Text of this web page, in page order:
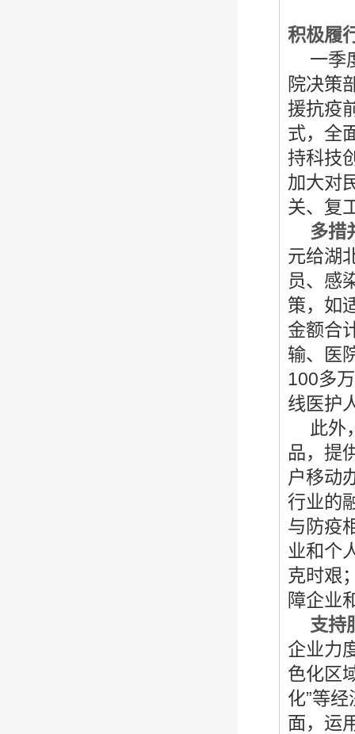
积极履
一季
院决策
援抗疫
式，全
持科技
加大对
关、复
多措
元给湖
员、感
策，如
金额合
输、医
100多
线医护
此外
品，提
户移动
行业的
与防疫
业和个
克时艰
障企业
支持
企业力
色化区
化”等
面，运